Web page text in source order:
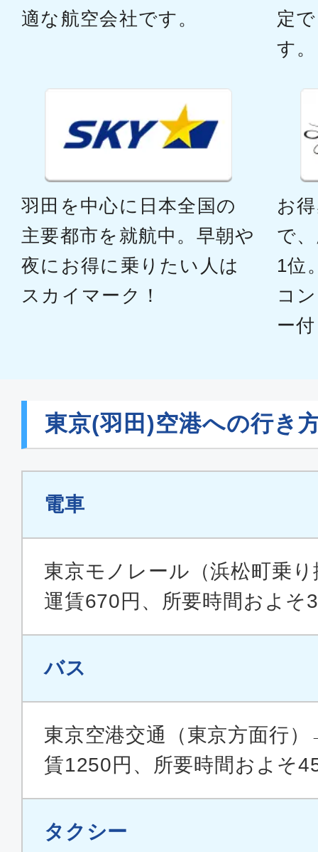
普通席
16:30
東京(
JAL326
福岡
18:15
東京(
普通席
東京(
JAL308
福岡
10:00
東京(
ANA244 08:35
09:25
ANA266
エコノミー
福岡
東京(
適な航空会社です。
定
す。
羽田を中心に日本全国の
主要都市を就航中。早朝や
夜にお得に乗りたい人は
スカイマーク！
お
で
1位
コ
ー
東京(羽田)空港への行き
電車
東京モノレール（浜松町乗
運賃670円、所要時間およそ
バス
東京空港交通（東京方面行
賃1250円、所要時間およそ
タクシー